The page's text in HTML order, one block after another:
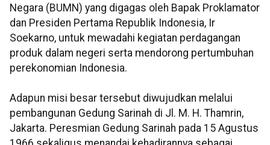
Negara (BUMN) yang digagas oleh Bapak Proklamator
dan Presiden Pertama Republik Indonesia, Ir
Soekarno, untuk mewadahi kegiatan perdagangan
produk dalam negeri serta mendorong pertumbuhan
perekonomian Indonesia.
Adapun misi besar tersebut diwujudkan melalui
pembangunan Gedung Sarinah di Jl. M. H. Thamrin,
Jakarta. Peresmian Gedung Sarinah pada 15 Agustus